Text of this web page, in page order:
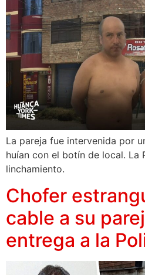
La pareja fue intervenida por
huían con el botín de local. La
linchamiento.
Chofer
cable a su
entrega a la